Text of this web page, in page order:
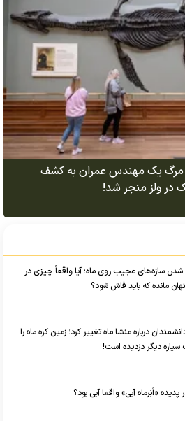
مرگ یک مهندس عمران به کشف
در ولز منجر شد!
شدن سازه‌های عجیب روی ماه؛ آیا واقعاً چیزی در
مانده که باید فاش شود؟
درباره منشا ماه تغییر کرد؛ زمین کره ماه را
سیاره دیگر دزدیده است!
پدیده «اَبَرماه آبی» واقعا آبی‌ بود؟